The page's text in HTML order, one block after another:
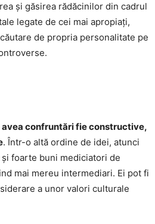
și găsirea rădăcinilor din cadrul
legate de cei mai apropiați,
de propria personalitate pe
avea confruntări fie constructive,
. Într-o altă ordine de idei, atunci
foarte buni mediciatori de
mai mereu intermediari. Ei pot fi
a unor valori culturale